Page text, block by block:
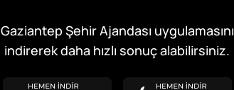
Gaziantep Şehir Ajandası uygulamasını
indirerek daha hızlı sonuç alabilirsiniz.